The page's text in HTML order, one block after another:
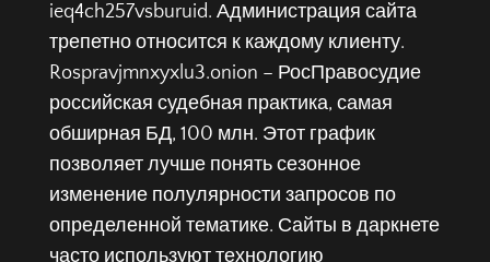
ieq4ch257vsburuid. Администрация сайта
трепетно относится к каждому клиенту.
Rospravjmnxyxlu3.onion – РосПравосудие
российская судебная практика, самая
обширная БД, 100 млн. Этот график
позволяет лучше понять сезонное
изменение полулярности запросов по
определенной тематике. Сайты в даркнете
часто используют технологию